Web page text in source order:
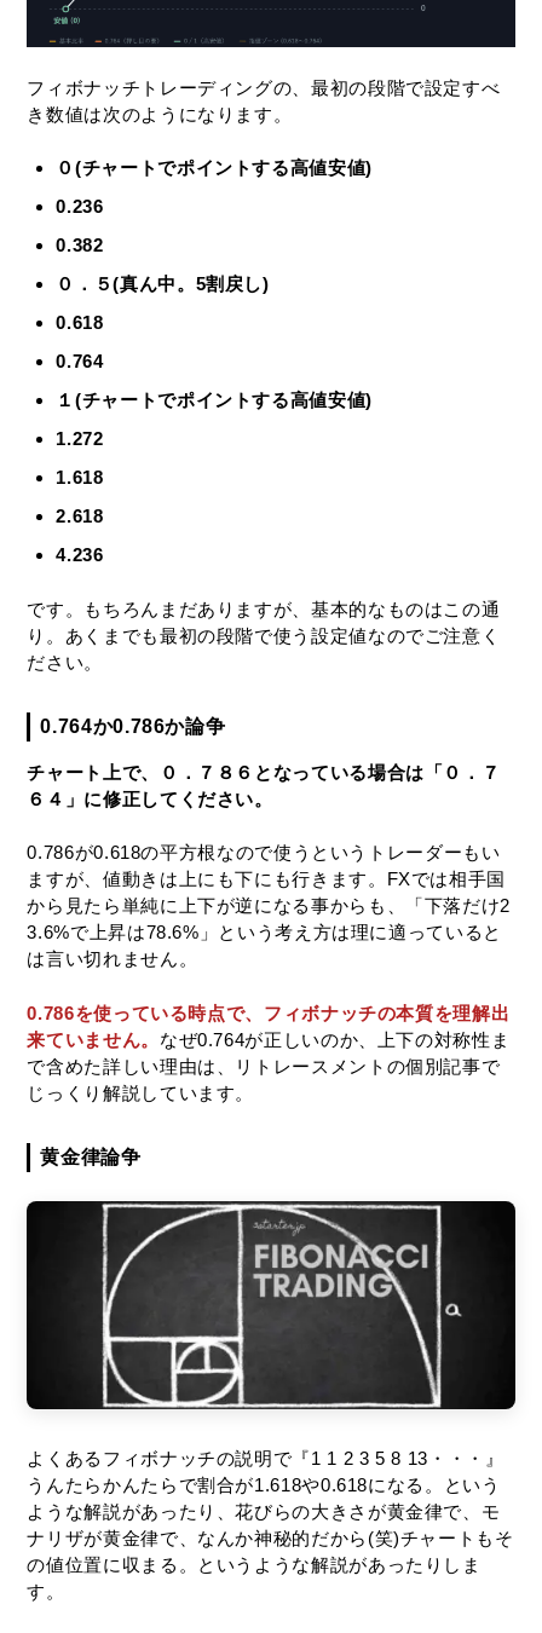
フィボナッチトレーディングの、最初の段階で設定すべ
き数値は次のようになります。
０(チャートでポイントする高値安値)
0.236
0.382
０．５(真ん中。5割戻し)
0.618
0.764
１(チャートでポイントする高値安値)
1.272
1.618
2.618
4.236
です。もちろんまだありますが、基本的なものはこの通
り。あくまでも最初の段階で使う設定値なのでご注意く
ださい。
0.764か0.786か論争
チャート上で、０．７８６となっている場合は「０．７
６４」に修正してください。
0.786が0.618の平方根なので使うというトレーダーもい
ますが、値動きは上にも下にも行きます。FXでは相手国
から見たら単純に上下が逆になる事からも、「下落だけ2
3.6%で上昇は78.6%」という考え方は理に適っていると
は言い切れません。
0.786を使っている時点で、フィボナッチの本質を理解出
来ていません。 なぜ0.764が正しいのか、上下の対称性ま
で含めた詳しい理由は、リトレースメントの個別記事で
じっくり解説しています。
黄金律論争
よくあるフィボナッチの説明で『1 1 2 3 5 8 13・・・』
うんたらかんたらで割合が1.618や0.618になる。という
ような解説があったり、花びらの大きさが黄金律で、モ
ナリザが黄金律で、なんか神秘的だから(笑)チャートもそ
の値位置に収まる。というような解説があったりしま
す。